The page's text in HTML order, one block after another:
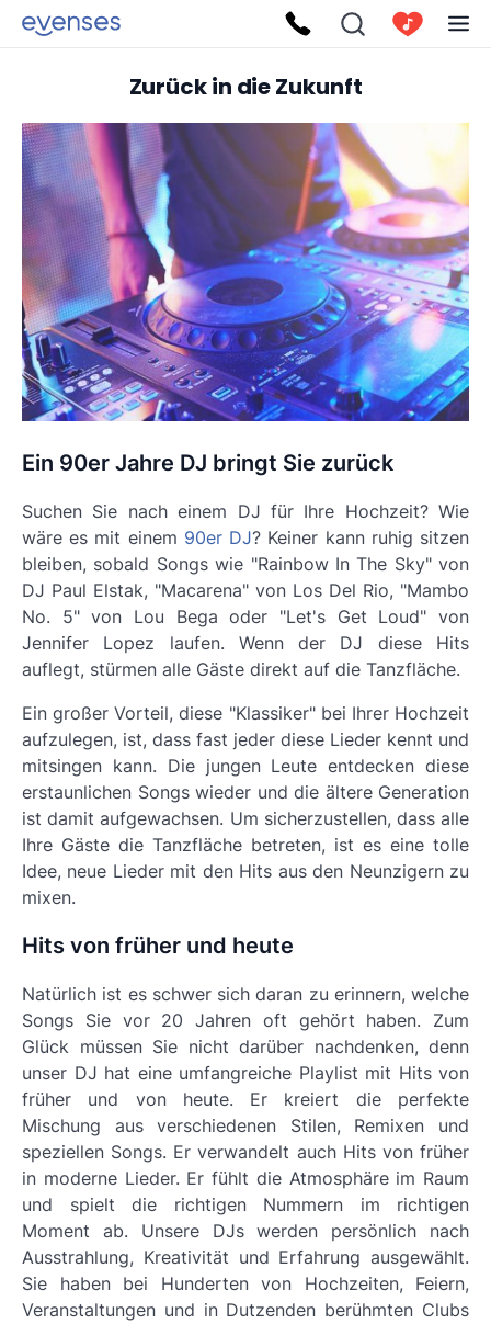
Zurück in die Zukunft
Ein 90er Jahre DJ bringt Sie zurück
Suchen Sie nach einem DJ für Ihre Hochzeit? Wie
wäre es mit einem 90er DJ? Keiner kann ruhig sitzen
bleiben, sobald Songs wie "Rainbow In The Sky" von
DJ Paul Elstak, "Macarena" von Los Del Rio, "Mambo
No. 5" von Lou Bega oder "Let's Get Loud" von
Jennifer Lopez laufen. Wenn der DJ diese Hits
auflegt, stürmen alle Gäste direkt auf die Tanzfläche.
Ein großer Vorteil, diese "Klassiker" bei Ihrer Hochzeit
aufzulegen, ist, dass fast jeder diese Lieder kennt und
mitsingen kann. Die jungen Leute entdecken diese
erstaunlichen Songs wieder und die ältere Generation
ist damit aufgewachsen. Um sicherzustellen, dass alle
Ihre Gäste die Tanzfläche betreten, ist es eine tolle
Idee, neue Lieder mit den Hits aus den Neunzigern zu
mixen.
Hits von früher und heute
Natürlich ist es schwer sich daran zu erinnern, welche
Songs Sie vor 20 Jahren oft gehört haben. Zum
Glück müssen Sie nicht darüber nachdenken, denn
unser DJ hat eine umfangreiche Playlist mit Hits von
früher und von heute. Er kreiert die perfekte
Mischung aus verschiedenen Stilen, Remixen und
speziellen Songs. Er verwandelt auch Hits von früher
in moderne Lieder. Er fühlt die Atmosphäre im Raum
und spielt die richtigen Nummern im richtigen
Moment ab. Unsere DJs werden persönlich nach
Ausstrahlung, Kreativität und Erfahrung ausgewählt.
Sie haben bei Hunderten von Hochzeiten, Feiern,
Veranstaltungen und in Dutzenden berühmten Clubs